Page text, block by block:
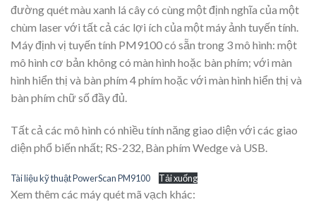
đường quét màu xanh lá cây có cùng một định nghĩa của một
chùm laser với tất cả các lợi ích của một máy ảnh tuyến tính.
Máy định vị tuyến tính PM9100 có sẵn trong 3 mô hình: một
mô hình cơ bản không có màn hình hoặc bàn phím; với màn
hình hiển thị và bàn phím 4 phím hoặc với màn hình hiển thị và
bàn phím chữ số đầy đủ.
Tất cả các mô hình có nhiều tính năng giao diện với các giao
diện phổ biến nhất; RS-232, Bàn phím Wedge và USB.
Tài liệu kỹ thuật PowerScan PM9100 Tải xuống
Xem thêm các máy quét mã vạch khác: